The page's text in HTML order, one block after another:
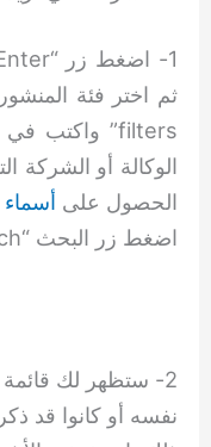
الوكالة أو الشركة
الحصول على
اضغط زر البحث “Search”.
2- ستظهر لك
نفسه أو كانوا قد